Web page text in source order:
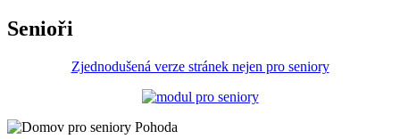
Senioři
Zjednodušená verze stránek nejen pro seniory